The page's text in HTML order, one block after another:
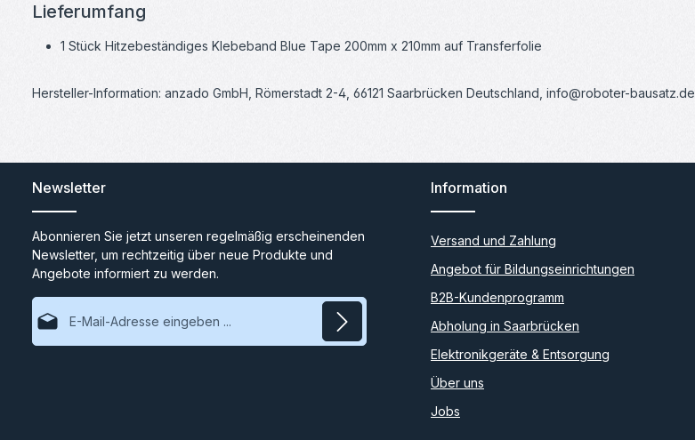
Lieferumfang
1 Stück Hitzebeständiges Klebeband Blue Tape 200mm x 210mm auf Transferfolie
Hersteller-Information: anzado GmbH, Römerstadt 2-4, 66121 Saarbrücken Deutschland, info@roboter-bausatz.de
Newsletter
Abonnieren Sie jetzt unseren regelmäßig erscheinenden
Newsletter, um rechtzeitig über neue Produkte und
Angebote informiert zu werden.
E-Mail-Adresse*
Information
Versand und Zahlung
Angebot für Bildungseinrichtungen
B2B-Kundenprogramm
Abholung in Saarbrücken
Elektronikgeräte & Entsorgung
Über uns
Jobs